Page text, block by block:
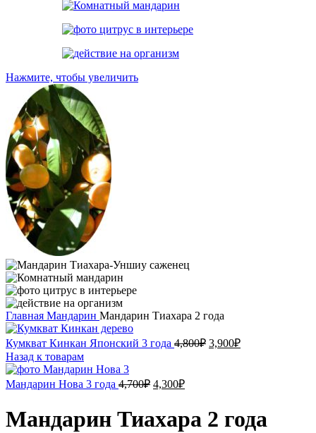
Нажмите, чтобы увеличить
Главная Мандарин Мандарин Тиахара 2 года
Кумкват Кинкан Японский 3 года 4,800₽ Первоначальная
3,900₽Текущая
Назад к товарам
Мандарин Нова 3 года 4,700₽ Первоначальная
4,700₽.
4,300₽Текущая
Мандарин Тиахара 2 года